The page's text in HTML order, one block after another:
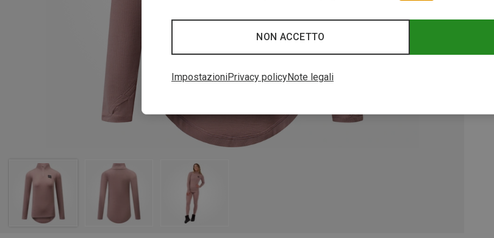
NON ACCETTO
ImpostazioniPrivacy policyNote legali